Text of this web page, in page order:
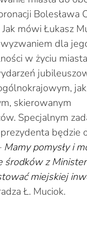
Bolesława
mówi Łukasz
dla
w życiu
jak
skierowanym
Specjalnym
będzie
Mamy pomysły i
środków z
miejskiej
Ł. Muciok.